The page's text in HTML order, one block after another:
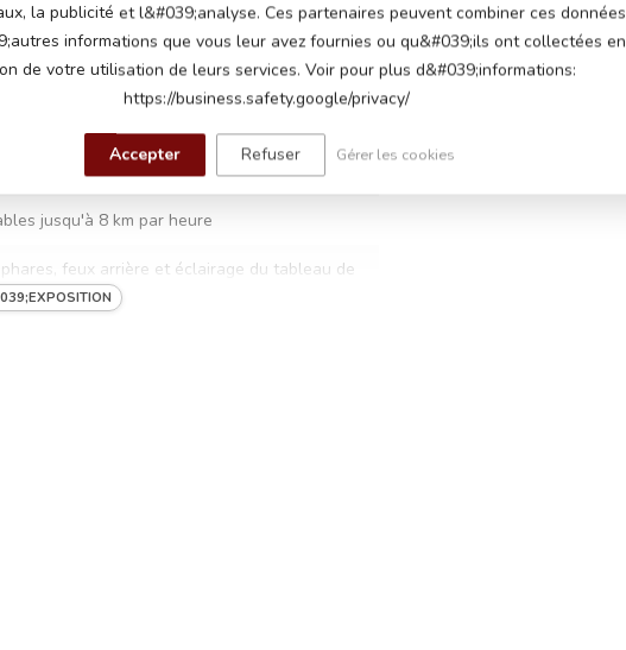
240 watts, un moteur sur chaque roue
jusqu'à 8 km par heure
phares, feux arrière et éclairage du tableau de
la publicité et l&#039;analyse. Ces partenaires peuvent combiner ces données
informations que vous leur avez fournies ou qu&#039;ils ont collectées en
de votre utilisation de leurs services. Voir pour plus d&#039;informations:
https://business.safety.google/privacy/
Accepter Refuser Gérer les cookies